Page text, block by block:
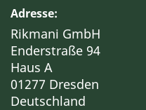
Adresse:
Rikmani GmbH
Enderstraße 94
Haus A
01277 Dresden
Deutschland